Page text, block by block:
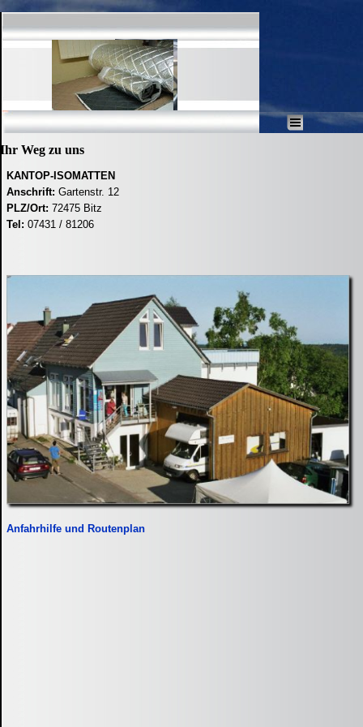
Direkt zum Seiteninhalt
Ihr Weg zu uns
KANTOP-ISOMATTEN
Anschrift: Gartenstr. 12
PLZ/Ort: 72475 Bitz
Tel: 07431 / 81206
Anfahrhilfe und Routenplan